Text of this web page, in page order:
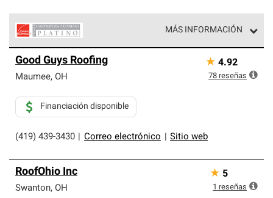
MÁS INFORMACIÓN
Corning constituyen el nivel superior de nuestra red
exclusiva y cumplen con estándares estrictos de
Solo ellos pueden ofrecer nuestra mejor garantía de
sistemas de techos.
Good Guys Roofing
Maumee, OH
(419) 439-3430 Correo electrónico Sitio web
Financiación disponible
★ 4.92
78 reseñas
RoofOhio Inc
Swanton, OH
★ 5
1 reseñas